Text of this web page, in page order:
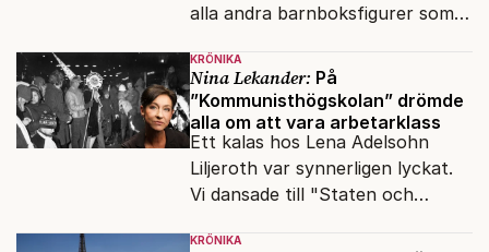
alla andra barnboksfigurer som
upphovsrätt.
KRÖNIKA
Nina Lekander: På
”Kommunisthögskolan” drömde
alla om att vara arbetarklass
Ett kalas hos Lena Adelsohn
Liljeroth var synnerligen lyckat.
Vi dansade till "Staten och
KRÖNIKA